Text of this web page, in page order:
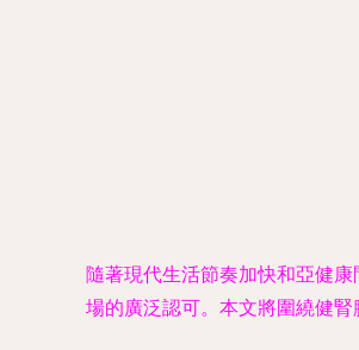
隨著現代生活節奏加快和亞健
場的廣泛認可。本文將圍繞健